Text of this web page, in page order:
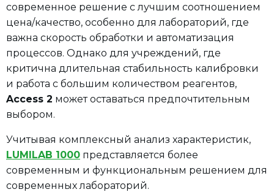
современное решение с лучшим соотношением
цена/качество, особенно для лабораторий, где
важна скорость обработки и автоматизация
процессов. Однако для учреждений, где
критична длительная стабильность калибровки
и работа с большим количеством реагентов,
Access 2 может оставаться предпочтительным
выбором.
Учитывая комплексный анализ характеристик,
LUMILAB 1000 представляется более
современным и функциональным решением для
современных лабораторий.